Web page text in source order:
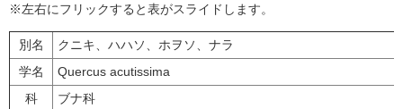
※左右にフリックすると表がスライドします。
別名
クニキ、ハハソ、ホヲソ、ナラ
学名
Quercus acutissima
科
ブナ科